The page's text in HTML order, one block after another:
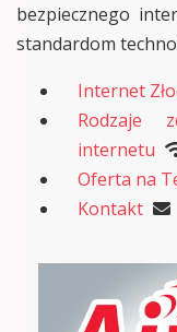
bezpiecznego
standardom
Internet
Rodzaje
internetu
Oferta na
Kontakt